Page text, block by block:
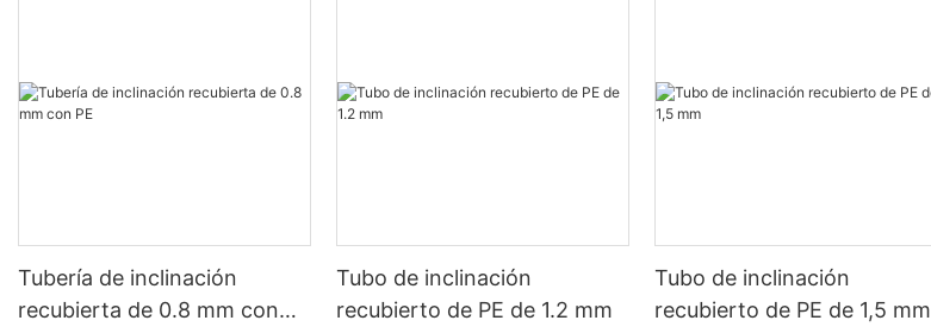
Tubería de inclinación
recubierta de 0.8 mm con
Tubo de inclinación
recubierto de PE de 1.2 mm
Tubo de inclinación
recubierto de PE de 1,5 mm